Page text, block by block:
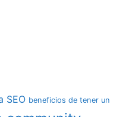
SEO beneficios de tener un